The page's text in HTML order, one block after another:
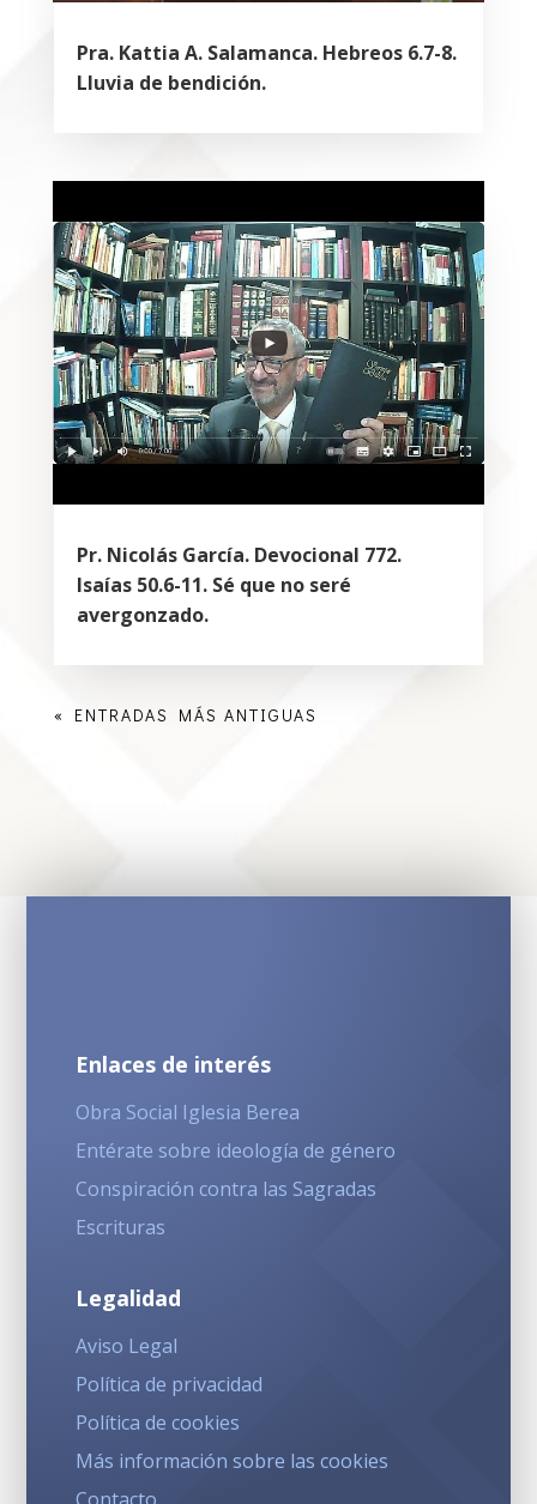
Pra. Kattia A. Salamanca. Hebreos 6.7-8.
Lluvia de bendición.
Pr. Nicolás García. Devocional 772.
Isaías 50.6-11. Sé que no seré
avergonzado.
« ENTRADAS MÁS ANTIGUAS
Enlaces de interés
Obra Social Iglesia Berea
Entérate sobre ideología de género
Conspiración contra las Sagradas
Escrituras
Legalidad
Aviso Legal
Política de privacidad
Política de cookies
Más información sobre las cookies